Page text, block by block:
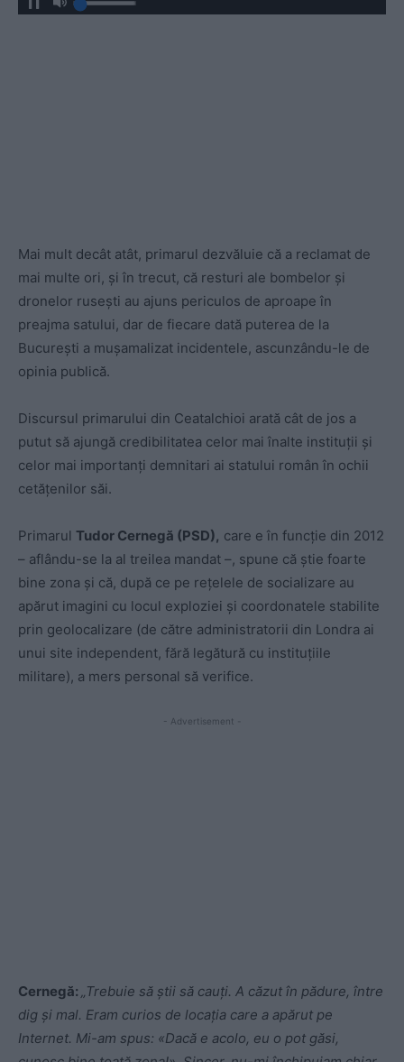
Mai mult decât atât, primarul dezvăluie că a reclamat de
mai multe ori, și în trecut, că resturi ale bombelor și
dronelor rusești au ajuns periculos de aproape în
preajma satului, dar de fiecare dată puterea de la
București a mușamalizat incidentele, ascunzându-le de
opinia publică.
Discursul primarului din Ceatalchioi arată cât de jos a
putut să ajungă credibilitatea celor mai înalte instituții și
celor mai importanți demnitari ai statului român în ochii
cetățenilor săi.
Primarul Tudor Cernegă (PSD), care e în funcție din 2012
– aflându-se la al treilea mandat –, spune că știe foarte
bine zona și că, după ce pe rețelele de socializare au
apărut imagini cu locul exploziei și coordonatele stabilite
prin geolocalizare (de către administratorii din Londra ai
unui site independent, fără legătură cu instituțiile
militare), a mers personal să verifice.
- Advertisement -
Cernegă: „Trebuie să știi să cauți. A căzut în pădure, între
dig și mal. Eram curios de locația care a apărut pe
Internet. Mi-am spus: «Dacă e acolo, eu o pot găsi,